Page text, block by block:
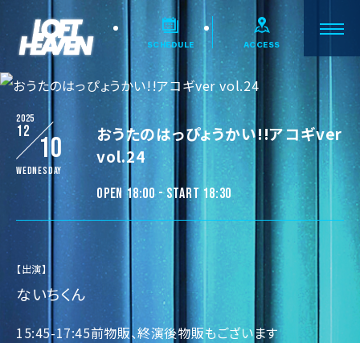
SCHEDULE ACCESS
2025
12
10
Wednesday
おうたのはっぴょうかい!!アコギver
vol.24
OPEN 18:00 - START 18:30
【出演】
ないちくん
15:45-17:45前物販、終演後物販もございます